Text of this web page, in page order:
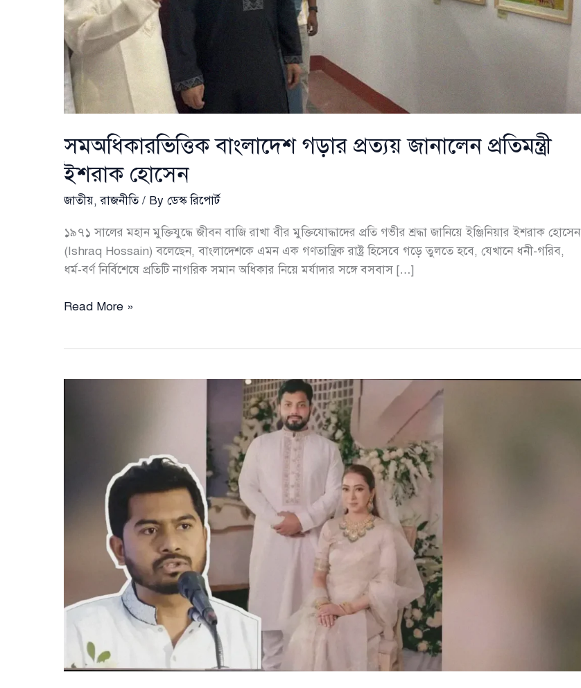
সমঅধিকারভিত্তিক বাংলাদেশ গড়ার প্রত্যয় জানালেন প্রতিমন্ত্রী
ইশরাক হোসেন
জাতীয়,রাজনীতি/ By ডেস্ক রিপোর্ট
১৯৭১ সালের মহান মুক্তিযুদ্ধে জীবন বাজি রাখা বীর মুক্তিযোদ্ধাদের প্রতি গভীর শ্রদ্ধা জানিয়ে ইঞ্জিনিয়ার ইশরাক হোসেন
(Ishraq Hossain) বলেছেন, বাংলাদেশকে এমন এক গণতান্ত্রিক রাষ্ট্র হিসেবে গড়ে তুলতে হবে, যেখানে ধনী-গরিব,
ধর্ম-বর্ণ নির্বিশেষে প্রতিটি নাগরিক সমান অধিকার নিয়ে মর্যাদার সঙ্গে বসবাস […]
সমঅধিকারভিত্তিক
জানালেন
Read More »